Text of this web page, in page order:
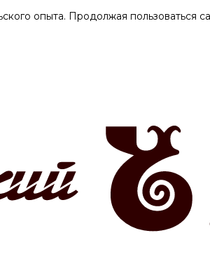
опыта. Продолжая пользоваться